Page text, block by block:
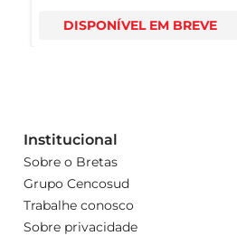
DISPONÍVEL EM BREVE
Institucional
Sobre o Bretas
Grupo Cencosud
Trabalhe conosco
Sobre privacidade